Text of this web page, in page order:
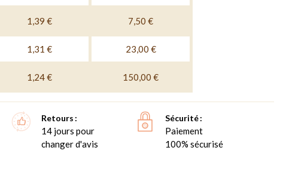
1,39 € 7,50 €
1,31 € 23,00 €
1,24 € 150,00 €
Retours
14 jours pour
changer d'avis
Sécurité
Paiement
100% sécurisé